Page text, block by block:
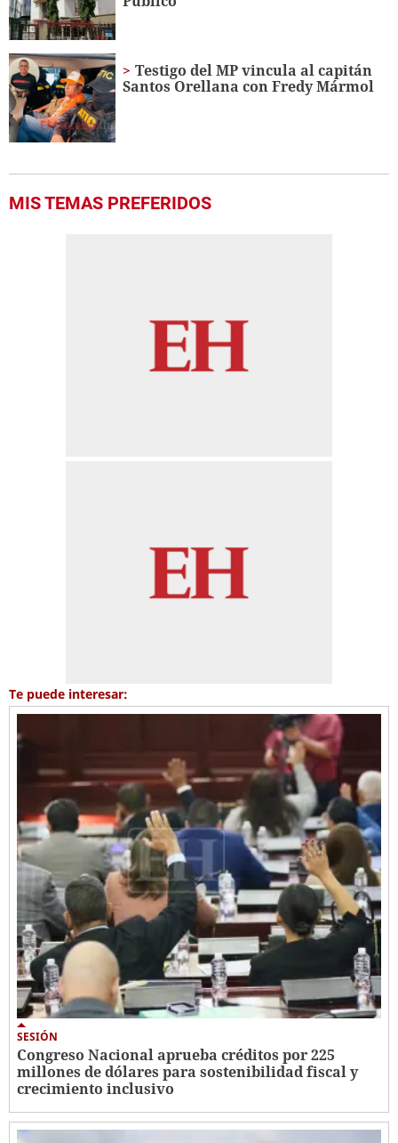
Testigo del MP vincula al capitán
Santos Orellana con Fredy Mármol
MIS TEMAS PREFERIDOS
Te puede interesar:
SESIÓN
Congreso Nacional aprueba créditos por 225
millones de dólares para sostenibilidad fiscal y
crecimiento inclusivo